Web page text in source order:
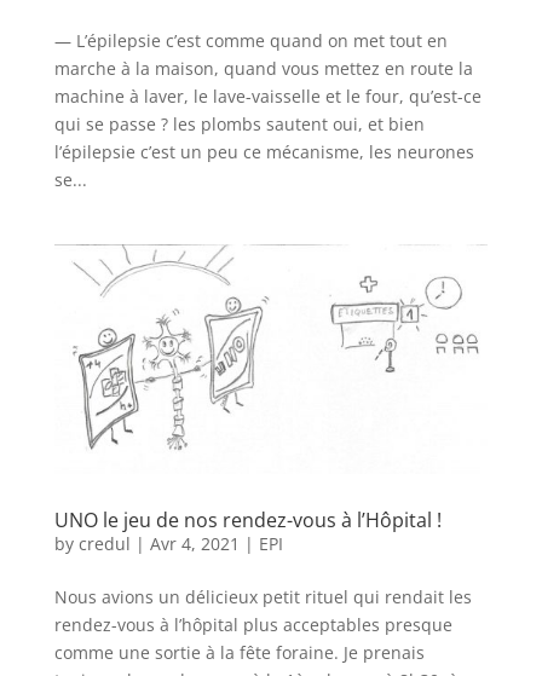
— L’épilepsie c’est comme quand on met tout en
marche à la maison, quand vous mettez en route la
machine à laver, le lave-vaisselle et le four, qu’est-ce
qui se passe ? les plombs sautent oui, et bien
l’épilepsie c’est un peu ce mécanisme, les neurones
se...
UNO le jeu de nos rendez-vous à l’Hôpital !
by credul | Avr 4, 2021 | EPI
Nous avions un délicieux petit rituel qui rendait les
rendez-vous à l’hôpital plus acceptables presque
comme une sortie à la fête foraine. Je prenais